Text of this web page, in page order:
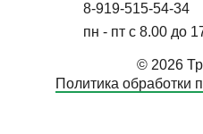
8-919-515-54-34
пн - пт с 8.00 до
© 2026
Политика обработки